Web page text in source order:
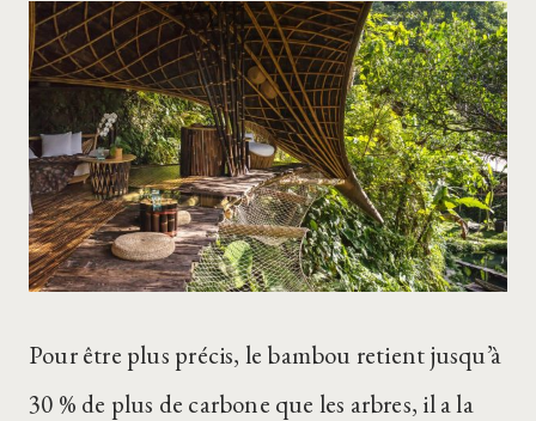
Pour être plus précis, le bambou retient jusqu’à
30 % de plus de carbone que les arbres, il a la